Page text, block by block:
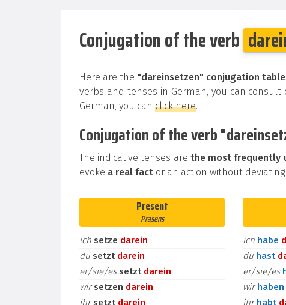
Conjugation of the verb
Here are the "dareinsetzen" conjugation
verbs and tenses in German, you can
German, you can click here.
Conjugation of the verb
The indicative tenses are the most frequently
evoke a real fact or an action without
Present
Präsens
ich setze darein
du setzt darein
er/sie/es setzt darein
wirsetzen darein
ihrsetzt darein
ich habe
du hast
er/sie/es
wirhaben
ihrhabt